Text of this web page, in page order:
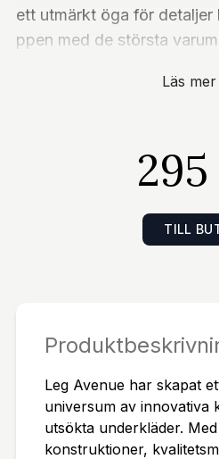
ett utmärkt öga för detaljer
ppen med de största
s till dig omgående medLäs mer
TILL
Leg Avenue har skapat
universum av innovativa
utsökta underkläder.
konstruktioner,